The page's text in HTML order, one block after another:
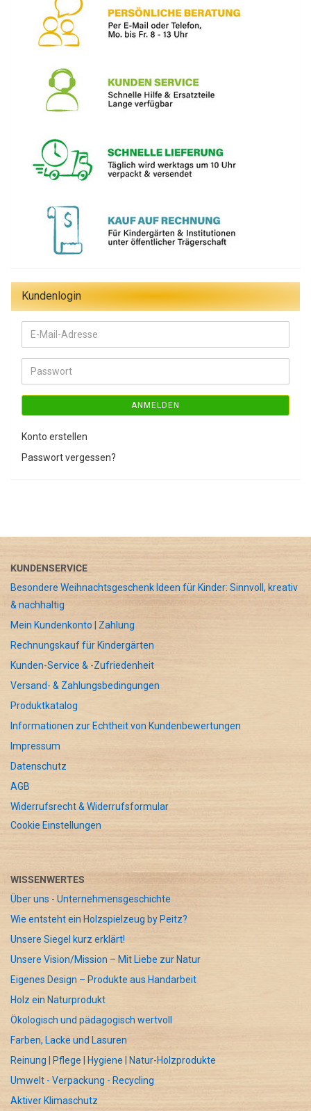
Kundenlogin
E-
Mail-
Adresse
Passwort
ANMELDEN
Konto erstellen
Passwort vergessen?
KUNDENSERVICE
Besondere Weihnachtsgeschenk Ideen für Kinder: Sinnvoll, kreativ
& nachhaltig
Mein Kundenkonto | Zahlung
Rechnungskauf für Kindergärten
Kunden-Service & -Zufriedenheit
Versand- & Zahlungsbedingungen
Produktkatalog
Informationen zur Echtheit von Kundenbewertungen
Impressum
Datenschutz
AGB
Widerrufsrecht & Widerrufsformular
Cookie Einstellungen
WISSENWERTES
Über uns - Unternehmensgeschichte
Wie entsteht ein Holzspielzeug by Peitz?
Unsere Siegel kurz erklärt!
Unsere Vision/Mission – Mit Liebe zur Natur
Eigenes Design – Produkte aus Handarbeit
Holz ein Naturprodukt
Ökologisch und pädagogisch wertvoll
Farben, Lacke und Lasuren
Reinung | Pflege | Hygiene | Natur-Holzprodukte
Umwelt - Verpackung - Recycling
Aktiver Klimaschutz